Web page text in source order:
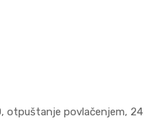
otpuštanje povlačenjem, 24